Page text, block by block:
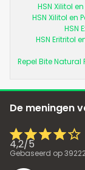
HSN Xilitol
HSN Xilitol en
HSN
HSN Eritritol
Repel Bite
De meningen
4,2/5
Gebaseerd op